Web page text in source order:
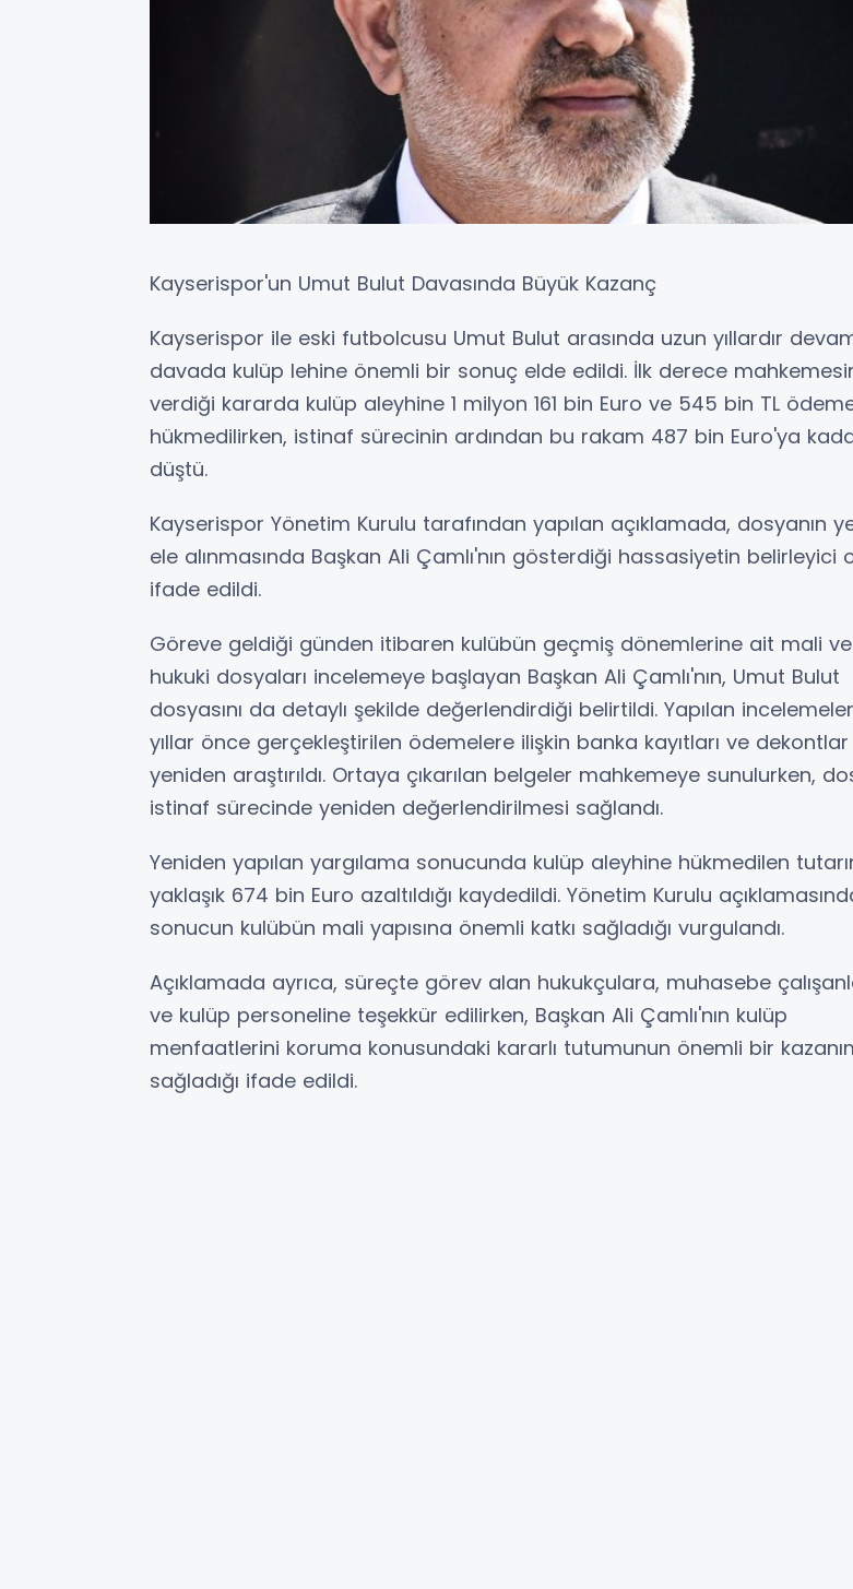
Kayserispor'un Umut Bulut Davasında Büyük Kazanç
Kayserispor ile eski futbolcusu Umut Bulut arasında uzun yıllardır
davada kulüp lehine önemli bir sonuç elde edildi. İlk derece
verdiği kararda kulüp aleyhine 1 milyon 161 bin Euro ve 545 bin TL
hükmedilirken, istinaf sürecinin ardından bu rakam 487 bin Euro'ya
düştü.
Kayserispor Yönetim Kurulu tarafından yapılan açıklamada, dosyanın
ele alınmasında Başkan Ali Çamlı'nın gösterdiği hassasiyetin belirleyici
ifade edildi.
Göreve geldiği günden itibaren kulübün geçmiş dönemlerine ait mali ve
hukuki dosyaları incelemeye başlayan Başkan Ali Çamlı'nın, Umut Bulut
dosyasını da detaylı şekilde değerlendirdiği belirtildi. Yapılan
yıllar önce gerçekleştirilen ödemelere ilişkin banka kayıtları ve dekontlar
yeniden araştırıldı. Ortaya çıkarılan belgeler mahkemeye sunulurken,
istinaf sürecinde yeniden değerlendirilmesi sağlandı.
Yeniden yapılan yargılama sonucunda kulüp aleyhine hükmedilen
yaklaşık 674 bin Euro azaltıldığı kaydedildi. Yönetim Kurulu
sonucun kulübün mali yapısına önemli katkı sağladığı vurgulandı.
Açıklamada ayrıca, süreçte görev alan hukukçulara, muhasebe
ve kulüp personeline teşekkür edilirken, Başkan Ali Çamlı'nın kulüp
menfaatlerini koruma konusundaki kararlı tutumunun önemli bir
sağladığı ifade edildi.